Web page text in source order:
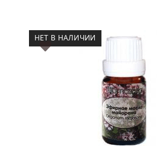
НЕТ В НАЛИЧИИ